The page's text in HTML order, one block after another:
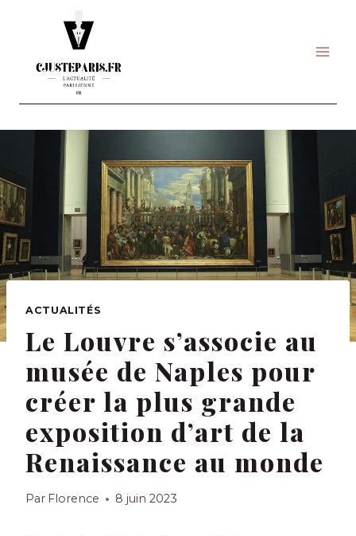
ACTUALITÉS
Le Louvre s’associe au
musée de Naples pour
créer la plus grande
exposition d’art de la
Renaissance au monde
Par Florence 8 juin 2023